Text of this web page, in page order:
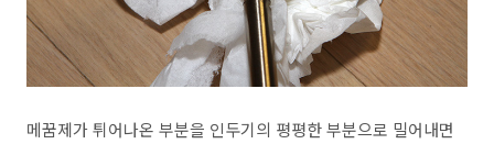
메꿈제가 튀어나온 부분을 인두기의 평평한 부분으로 밀어내면